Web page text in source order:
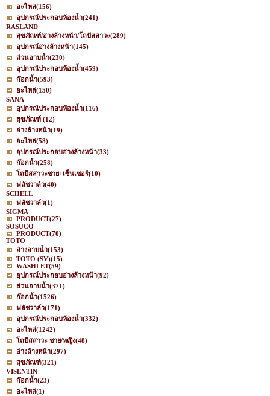
อะไหล่(156)
อุปกรณ์ประกอบห้องน้ำ(241)
RASLAND
สุขภัณฑ์/อ่างล้างหน้า/โถปัสสาวะ(289)
อุปกรณ์อ่างล้างหน้า(145)
ส่วนอาบน้ำ(230)
อุปกรณ์ประกอบห้องน้ำ(459)
ก๊อกน้ำ(593)
อะไหล่(150)
SANA
อุปกรณ์ประกอบห้องน้ำ(116)
สุขภัณฑ์ (12)
อ่างล้างหน้า(19)
อะไหล่(58)
อุปกรณ์ประกอบอ่างล้างหน้า(33)
ก๊อกน้ำ(258)
โถปัสสาวะชาย+เซ็นเซอร์(10)
ฟลัชวาล์ว(40)
SCHELL
ฟลัชวาล์ว(1)
SIGMA
PRODUCT(27)
SOSUCO
PRODUCT(70)
TOTO
อ่างอาบน้ำ(153)
TOTO (SV)(15)
WASHLET(59)
อุปกรณ์ประกอบอ่างล้างหน้า(92)
ส่วนอาบน้ำ(371)
ก๊อกน้ำ(1526)
ฟลัชวาล์ว(171)
อุปกรณ์ประกอบห้องน้ำ(332)
อะไหล่(1242)
โถปัสสาวะ ชาย/หญิง(48)
อ่างล้างหน้า(297)
สุขภัณฑ์(321)
VISENTIN
ก๊อกน้ำ(23)
อะไหล่(1)